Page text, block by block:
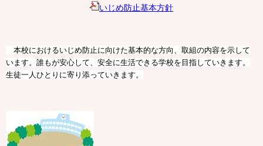
いじめ防止基本方針
本校におけるいじめ防止に向けた基本的な方向、取組の内容を示して
います。誰もが安心して、安全に生活できる学校を目指していきます。
生徒一人ひとりに寄り添っていきます。